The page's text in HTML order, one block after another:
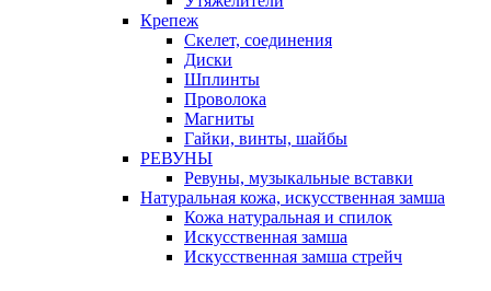
Крепеж
Скелет, соединения
Диски
Шплинты
Проволока
Магниты
Гайки, винты, шайбы
РЕВУНЫ
Ревуны, музыкальные вставки
Натуральная кожа, искусственная замша
Кожа натуральная и спилок
Искусственная замша
Искусственная замша стрейч